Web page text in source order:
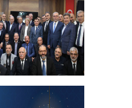
+
başbakanımızın
buluştuk